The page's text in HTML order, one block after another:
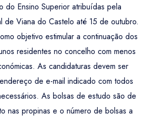
do Ensino Superior atribuídas pela
de Viana do Castelo até 15 de outubro.
objetivo estimular a continuação dos
residentes no concelho com menos
As candidaturas devem ser
de e-mail indicado com todos
As bolsas de estudo são de
nas propinas e o número de bolsas a